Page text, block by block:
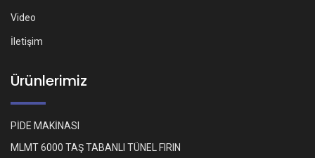
Video
İletişim
Ürünlerimiz
PİDE MAKİNASI
MLMT 6000 TAŞ TABANLI TÜNEL FIRIN